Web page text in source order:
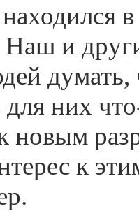
Наш и
думать,
для них
новым
к